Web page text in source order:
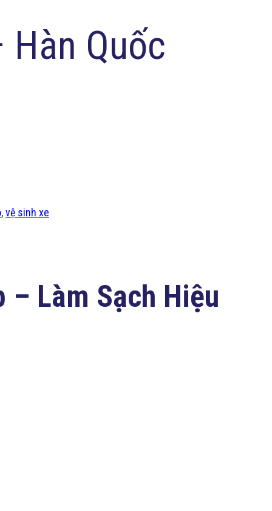
Quốc
,vệ sinh xe
– Làm Sạch Hiệu